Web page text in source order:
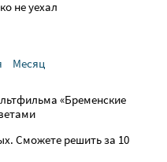
не уехал
Месяц
«Бременские
Сможете решить за 10